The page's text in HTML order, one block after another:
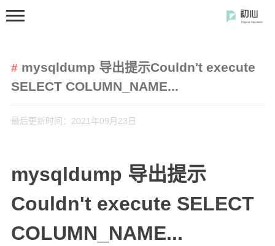
mysqldump 导出提示Couldn't execute
SELECT COLUMN_NAME...
最后更新时间：2021年09月23日
mysqldump 导出提示
Couldn't execute SELECT
COLUMN_NAME...
分类
前端开发
闲の碎语